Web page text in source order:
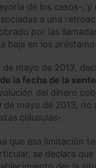
de los casos-, y
a una
por las
baja en los
mayo de 2013,
la fecha de la
del dinero
mayo de 2013, no
cláusulas-.
que esa limitación
se declara que